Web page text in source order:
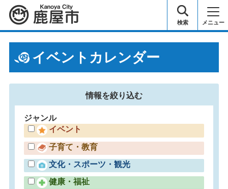
鹿屋市 検索 メニュー
イベントカレンダー
情報を絞り込む
ジャンル
イベント
子育て・教育
文化・スポーツ・観光
健康・福祉